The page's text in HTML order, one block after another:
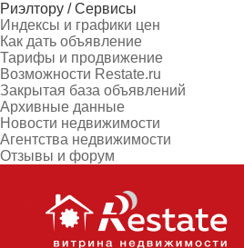
Риэлтору / Сервисы
Индексы и графики цен
Как дать объявление
Тарифы и продвижение
Возможности Restate.ru
Закрытая база объявлений
Архивные данные
Новости недвижимости
Агентства недвижимости
Отзывы и форум